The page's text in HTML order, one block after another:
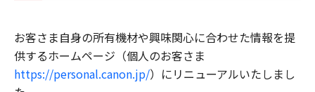
お客さま自身の所有機材や興味関心に合わせた情報を提
供するホームページ（個人のお客さま
https://personal.canon.jp/）にリニューアルいたしまし